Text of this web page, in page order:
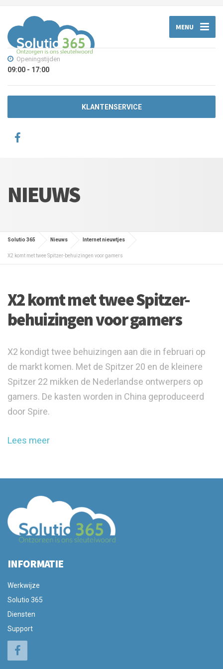
MENU
Openingstijden
09:00 - 17:00
KLANTENSERVICE
NIEUWS
Solutio 365 Nieuws Internet nieuwtjes
X2 komt met twee Spitzer-behuizingen voor gamers
X2 komt met twee Spitzer-
behuizingen voor gamers
X2 kondigt twee behuizingen aan die in februari op
de markt komen. Met de Spitzer 20 en de kleinere
Spitzer 22 mikken de Nederlandse ontwerpers op
gamers. De kasten worden in China geproduceerd
door Spire.
Lees meer
INFORMATIE
Werkwijze
Solutio 365
Diensten
Support